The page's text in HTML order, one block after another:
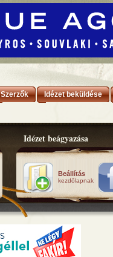
Szerzők Idézet beküldése
Idézet beágyazása
Beállítás
kezdőlapnak